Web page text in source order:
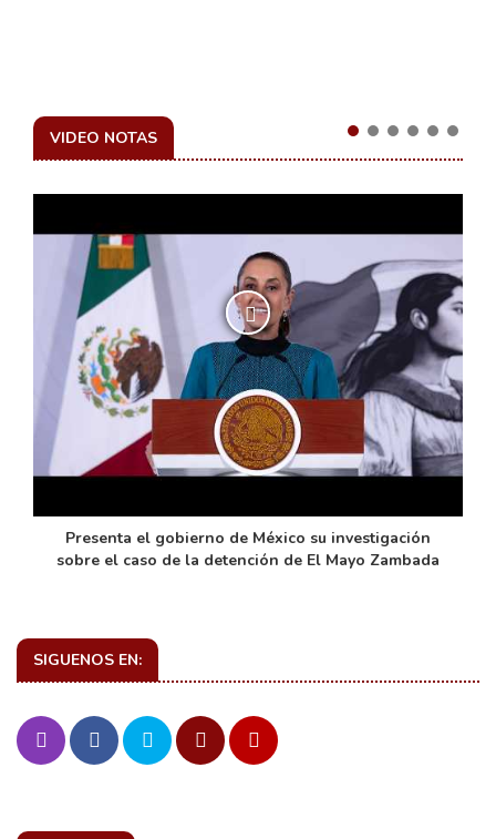
VIDEO NOTAS
Presenta el gobierno de México su investigación
sobre el caso de la detención de El Mayo Zambada
SIGUENOS EN: